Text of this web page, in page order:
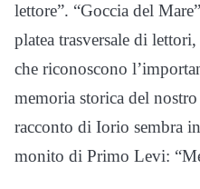
lettore”. “Goccia del
platea trasversale di
che riconoscono
memoria storica del
racconto di Iorio sembra
monito di Primo Levi: